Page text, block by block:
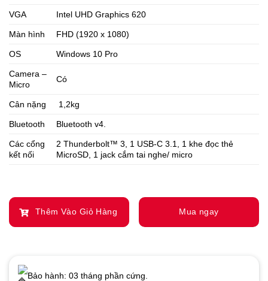
VGA Intel UHD Graphics 620
Màn hình FHD (1920 x 1080)
OS Windows 10 Pro
Camera –
Micro
Có
Cân nặng 1,2kg
Bluetooth Bluetooth v4.
Các cổng
kết nối
2 Thunderbolt™ 3, 1 USB-C 3.1, 1 khe đọc thẻ
MicroSD, 1 jack cắm tai nghe/ micro
Thêm Vào Giỏ Hàng Mua ngay
Bảo hành: 03 tháng phần cứng.